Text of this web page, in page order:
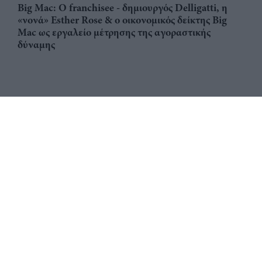
Big Mac: Ο franchisee - δημιουργός Delligatti, η
«νονά» Esther Rose & ο οικονομικός δείκτης Big
Mac ως εργαλείο μέτρησης της αγοραστικής
δύναμης